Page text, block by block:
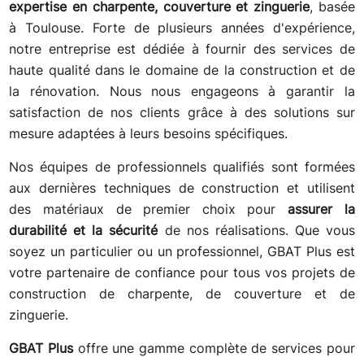
expertise en charpente, couverture et zinguerie, basée
à Toulouse. Forte de plusieurs années d'expérience,
notre entreprise est dédiée à fournir des services de
haute qualité dans le domaine de la construction et de
la rénovation. Nous nous engageons à garantir la
satisfaction de nos clients grâce à des solutions sur
mesure adaptées à leurs besoins spécifiques.
Nos équipes de professionnels qualifiés sont formées
aux dernières techniques de construction et utilisent
des matériaux de premier choix pourassurer la
durabilité et la sécuritéde nos réalisations. Que vous
soyez un particulier ou un professionnel, GBAT Plus est
votre partenaire de confiance pour tous vos projets de
construction de charpente, de couverture et de
zinguerie.
GBAT Plus offre une gamme complète de services pour